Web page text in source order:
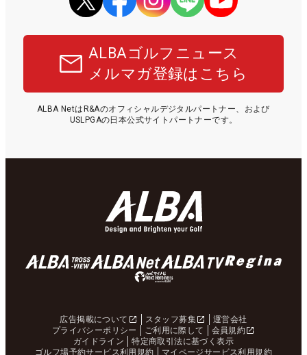
ALBAゴルフニュース
メルマガ登録はこちら
ALBA NetはR&Aのオフィシャルデジタルパートナー、および
USLPGAの日本公式サイトパートナーです。
広告掲載について スタッフ募集
運営会社
プライバシーポリシー
ご利用に際して
会員規約
ガイドライン
特定商取引法に基づく表示
ゴルフ場予約サービス利用規約
マイページサービス利用規約